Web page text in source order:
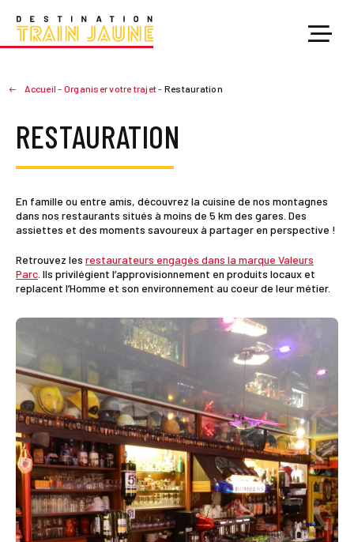
Accueil - Organiser votre trajet- Restauration
RESTAURATION
En famille ou entre amis, découvrez la cuisine de nos montagnes
dans nos restaurants situés à moins de 5 km des gares. Des
assiettes et des moments savoureux à partager en perspective !
Retrouvez les restaurateurs engagés dans la marque Valeurs
Parc . Ils privilégient l’approvisionnement en produits locaux et
replacent l’Homme et son environnement au coeur de leur métier.